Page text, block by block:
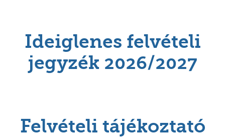
Ideiglenes felvételi
jegyzék 2026/2027
Felvételi tájékoztató